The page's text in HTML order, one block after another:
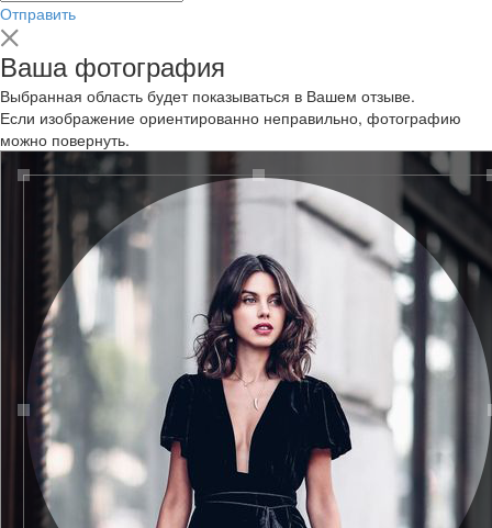
Отправить
Ваша фотография
Выбранная область будет показываться в Вашем отзыве.
Если изображение ориентированно неправильно, фотографию
можно повернуть.